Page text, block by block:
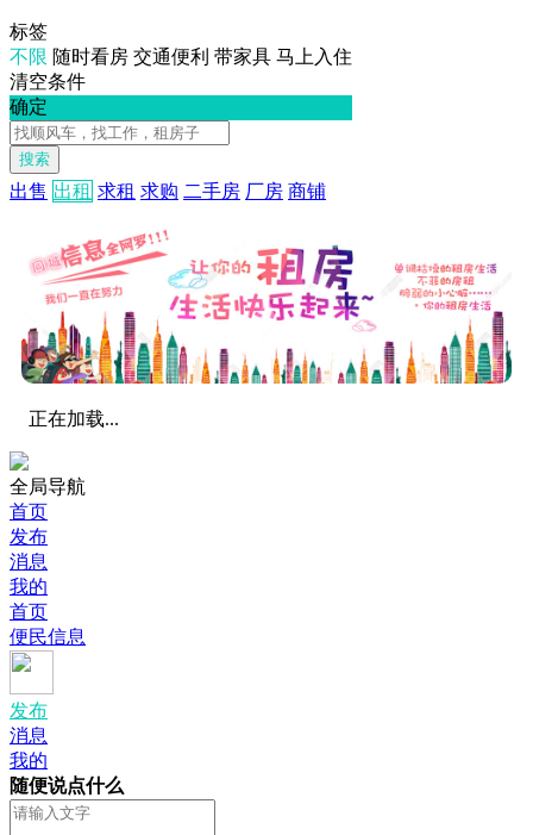
标签
不限 随时看房 交通便利 带家具 马上入住
清空条件
确定
搜索
出售 出租 求租 求购 二手房 厂房 商铺
正在加载...
全局导航
首页
发布
消息
我的
首页
便民信息
发布
消息
我的
随便说点什么